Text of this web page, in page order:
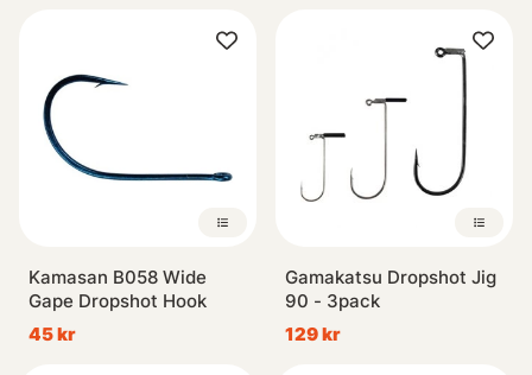
Kamasan B058 Wide
Gape Dropshot Hook
45 kr
Gamakatsu Dropshot Jig
90 - 3pack
129 kr